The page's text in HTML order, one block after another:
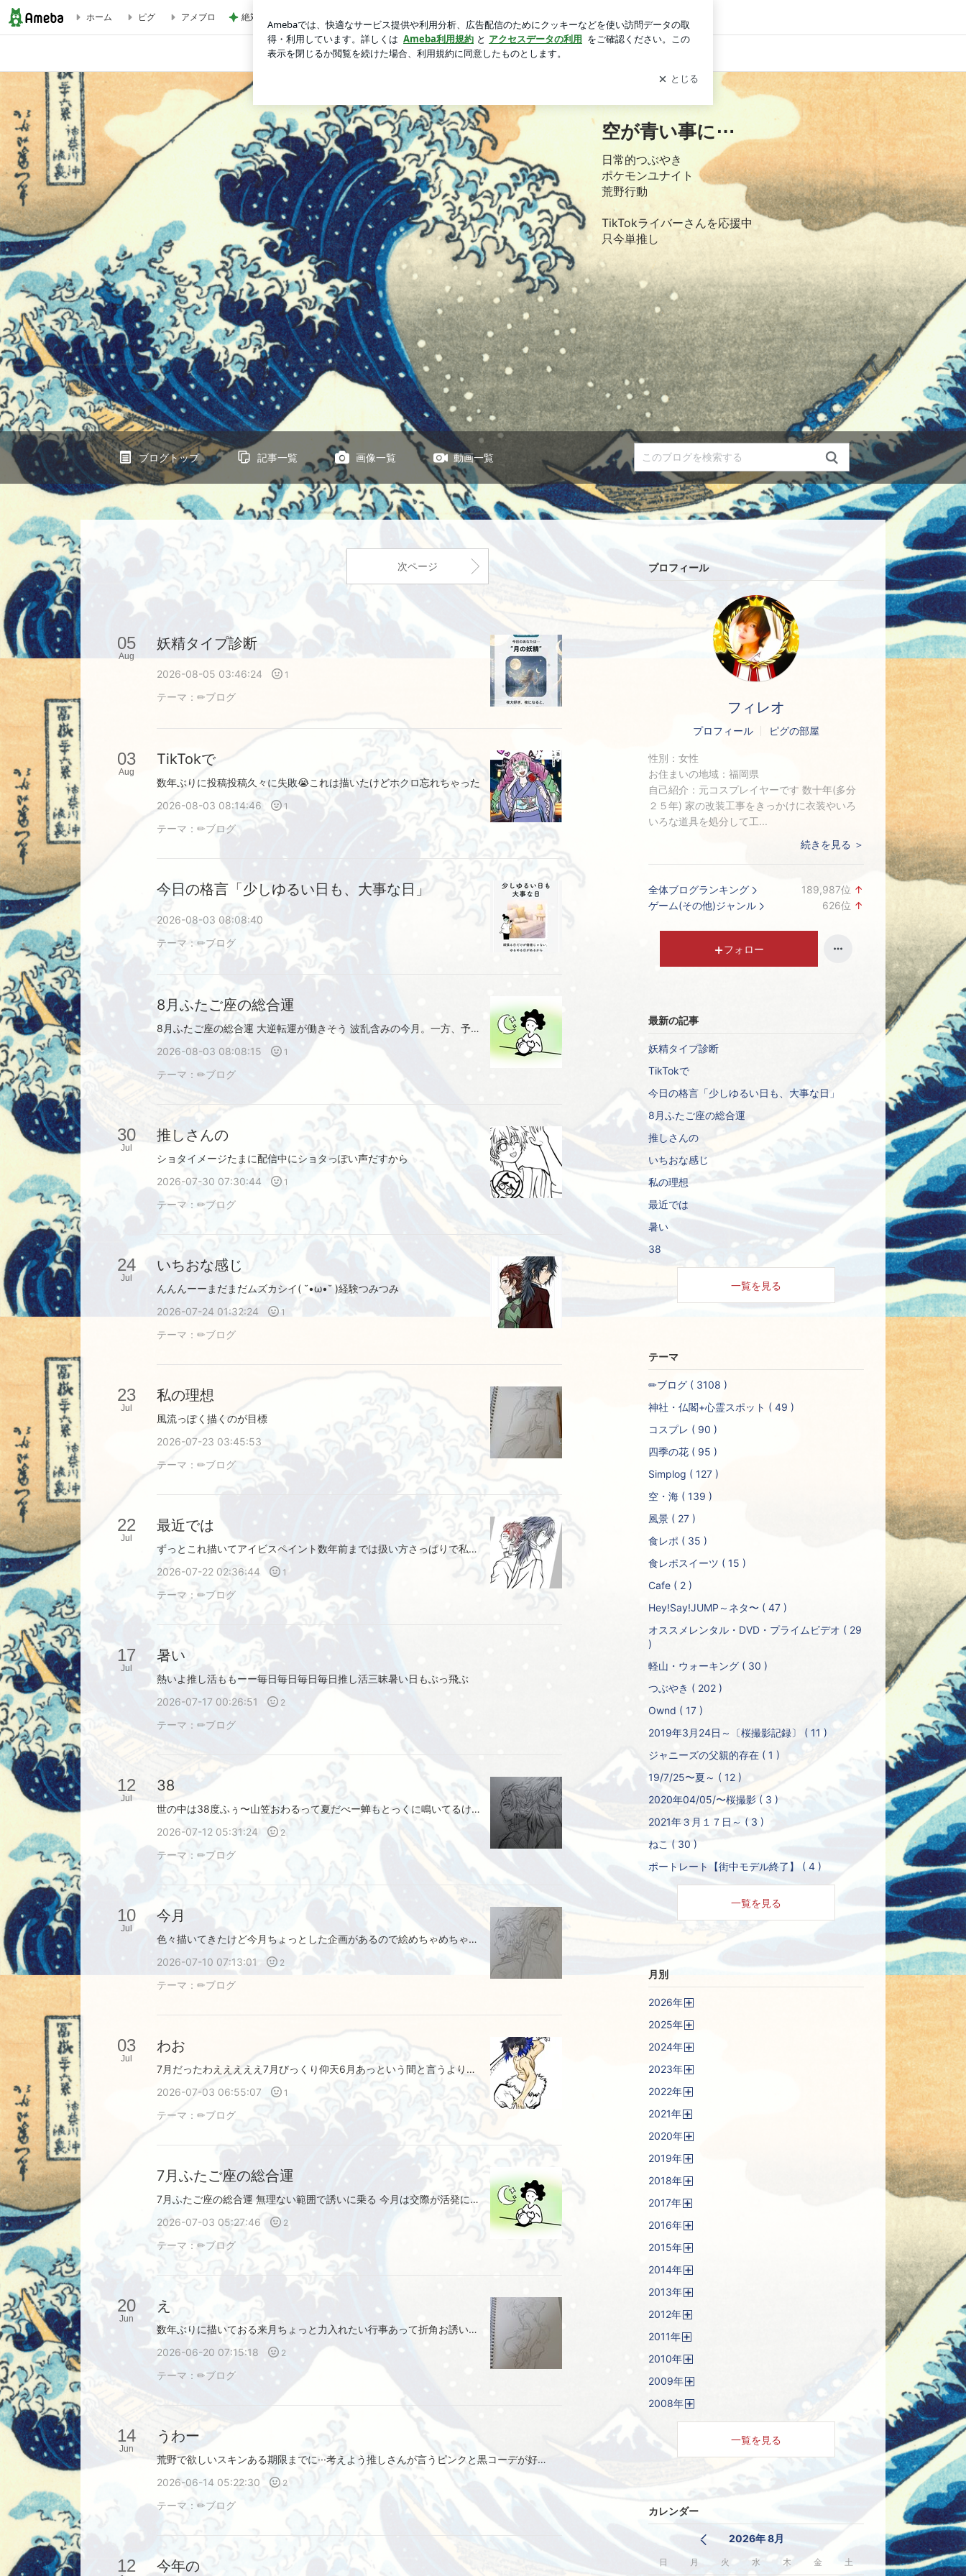
Instagram 昔の写真 アメブロ
ホーム ピグ アメブロ 絶対好きだと言われ頂いたお土産 ログイン
空が青い事に⋯
日常的つぶやき
ポケモンユナイト
荒野行動
TikTokライバーさんを応援中
只今単推し
ブログトップ 記事一覧 画像一覧 動画一覧
次ページ
05
Aug
妖精タイプ診断
2026-08-05 03:46:24 1
テーマ： ✏︎ブログ
03
Aug
TikTokで
数年ぶりに投稿投稿久々に失敗😭これは描いたけどホクロ忘れちゃった
2026-08-03 08:14:46
1
テーマ： ✏︎ブログ
今日の格言「少しゆるい日も、大事な日」
2026-08-03 08:08:40
テーマ： ✏︎ブログ
8月ふたご座の総合運
8月ふたご座の総合運 大逆転運が働きそう 波乱含みの今月。一方、予想外の大チャンスがやってくる暗示も。諦めていたことが復活したりと、大逆転運が働くでしょう。せっかくの機会ですから、ぜひ再チャレンジしてください。 提供元：Ameba占い館SATORI
2026-08-03 08:08:15
1
テーマ： ✏︎ブログ
30
Jul
推しさんの
ショタイメージたまに配信中にショタっぽい声だすから
2026-07-30 07:30:44
1
テーマ： ✏︎ブログ
24
Jul
いちおな感じ
んんんーーまだまだムズカシイ( ˘•ω•˘ )経験つみつみ
2026-07-24 01:32:24
1
テーマ： ✏︎ブログ
23
Jul
私の理想
風流っぽく描くのが目標
2026-07-23 03:45:53
テーマ： ✏︎ブログ
22
Jul
最近では
ずっとこれ描いてアイビスペイント数年前までは扱い方さっぱりで私にはムリ過ぎるって思ったのに絵師さんに興味あるんだよねー私がではなく絵師さん···お気に入り絵師さんつくりたいなー
2026-07-22 02:36:44
1
テーマ： ✏︎ブログ
17
Jul
暑い
熱いよ推し活ももーー毎日毎日毎日毎日推し活三昧暑い日もぶっ飛ぶ
2026-07-17 00:26:51
2
テーマ： ✏︎ブログ
12
Jul
38
世の中は38度ふぅ〜山笠おわるって夏だべー蝉もとっくに鳴いてるけど私には今萌の源があるんだよ推しさんを激オス♡⸜(* ॑꒳ ॑* )ﾀﾞｲｽｷﾀﾞﾖもーーーーーたまんねーほど推してる🤣絶賛プリンセス👸なんでこの辺で*-ω-)ﾉ"ばいちゃ.ᐟ
2026-07-12 05:31:24
2
テーマ： ✏︎ブログ
10
Jul
今月
色々描いてきたけど今月ちょっとした企画があるので絵めちゃめちゃ描いてる
2026-07-10 07:13:01
2
テーマ： ✏︎ブログ
03
Jul
わお
7月だったわえええええ7月びっくり仰天6月あっという間と言うよりあれだけ昔31日あったらマァジィっていってたのに31日までが早いんだが😂イラス毎日描いてたらちょっとはマシな1日送ってる
2026-07-03 06:55:07
1
テーマ： ✏︎ブログ
7月ふたご座の総合運
7月ふたご座の総合運 無理ない範囲で誘いに乗る 今月は交際が活発になり、 何かと忙しくなりそうです。 無理のない範囲で誘いに乗るようにしないと、 あとで本当にやりたいことが見つかったときに困りそうです。 提供元：Ameba占い館SATORI いいのか悪いのか
2026-07-03 05:27:46
2
テーマ： ✏︎ブログ
20
Jun
え
数年ぶりに描いておる来月ちょっと力入れたい行事あって折角お誘いしていただいたので数日前からカキカキ
2026-06-20 07:15:18
2
テーマ： ✏︎ブログ
14
Jun
うわー
荒野で欲しいスキンある期限までに···考えよう推しさんが言うピンクと黒コーデが好きうわー欲しい
2026-06-14 05:22:30
2
テーマ： ✏︎ブログ
12 今年の
プロフィール
フィレオ
プロフィール ピグの部屋
性別： 女性
お住まいの地域： 福岡県
自己紹介： 元コスプレイヤーです 数十年(多分
２５年) 家の改装工事をきっかけに衣装やいろ
いろな道具を処分して工...
続きを見る ＞
全体ブログランキング 189,987位 ↑
ゲーム(その他)ジャンル 626位 ↑
フォロー
最新の記事
妖精タイプ診断
TikTokで
今日の格言「少しゆるい日も、大事な日」
8月ふたご座の総合運
推しさんの
いちおな感じ
私の理想
最近では
暑い
38
一覧を見る
テーマ
✏︎ブログ ( 3108 )
神社・仏閣+心霊スポット ( 49 )
コスプレ ( 90 )
四季の花 ( 95 )
Simplog ( 127 )
空・海 ( 139 )
風景 ( 27 )
食レポ ( 35 )
食レポスイーツ ( 15 )
Cafe ( 2 )
Hey!Say!JUMP～ネタ〜 ( 47 )
オススメレンタル・DVD・プライムビデオ ( 29
)
軽山・ウォーキング ( 30 )
つぶやき ( 202 )
Ownd ( 17 )
2019年3月24日～〔桜撮影記録〕 ( 11 )
ジャニーズの父親的存在 ( 1 )
19/7/25〜夏～ ( 12 )
2020年04/05/〜桜撮影 ( 3 )
2021年３月１７日～ ( 3 )
ねこ ( 30 )
ポートレート【街中モデル終了】 ( 4 )
一覧を見る
月別
2026年
2025年
2024年
2023年
2022年
2021年
2020年
2019年
2018年
2017年
2016年
2015年
2014年
2013年
2012年
2011年
2010年
2009年
2008年
一覧を見る
カレンダー
2026年 8月
日 月 火 水 木 金 土